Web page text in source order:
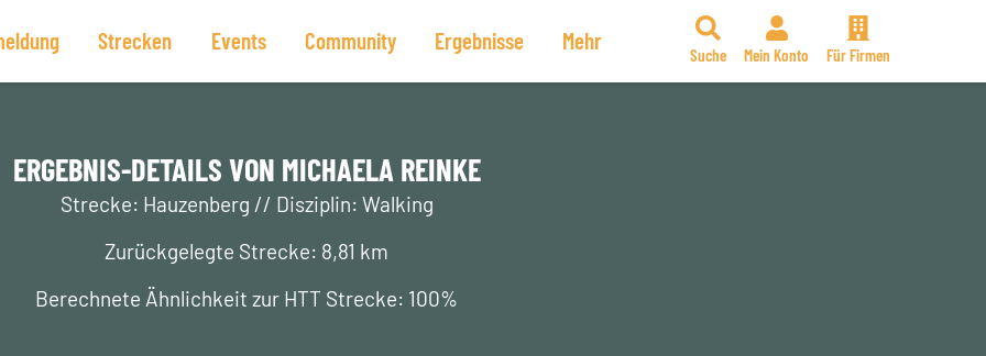
Strecken Events Community Ergebnisse Mehr
Suche Mein Konto Für Firmen
ERGEBNIS-DETAILS VON MICHAELA REINKE
Strecke: Hauzenberg // Disziplin: Walking
Zurückgelegte Strecke: 8,81 km
Berechnete Ähnlichkeit zur HTT Strecke: 100%